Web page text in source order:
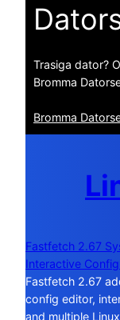
Trasiga dator?
Bromma
Bromma
Fastfetch 2.67
Interactive
Fastfetch 2.67
config editor,
and multiple